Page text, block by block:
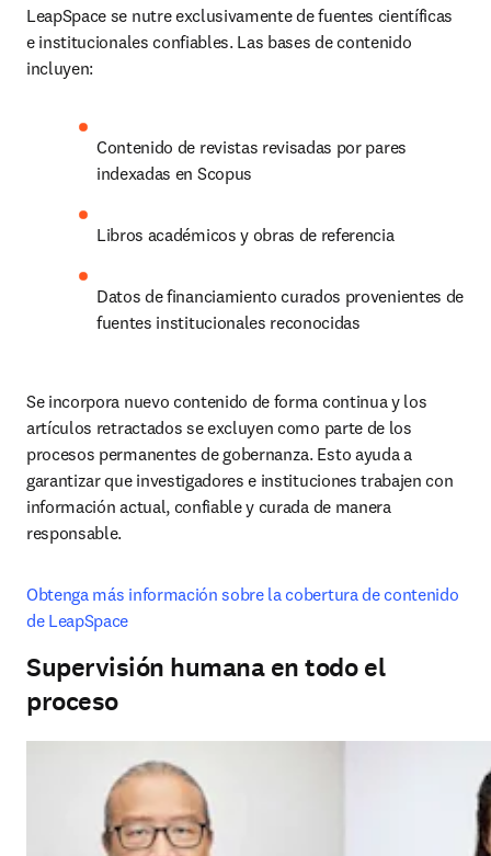
LeapSpace se nutre exclusivamente de fuentes científicas
e institucionales confiables. Las bases de contenido
incluyen:
Contenido de revistas revisadas por pares
indexadas en Scopus
Libros académicos y obras de referencia
Datos de financiamiento curados provenientes de
fuentes institucionales reconocidas
Se incorpora nuevo contenido de forma continua y los
artículos retractados se excluyen como parte de los
procesos permanentes de gobernanza. Esto ayuda a
garantizar que investigadores e instituciones trabajen con
información actual, confiable y curada de manera
responsable.
Obtenga más información sobre la cobertura de contenido
de LeapSpace
Supervisión humana en todo el
proceso